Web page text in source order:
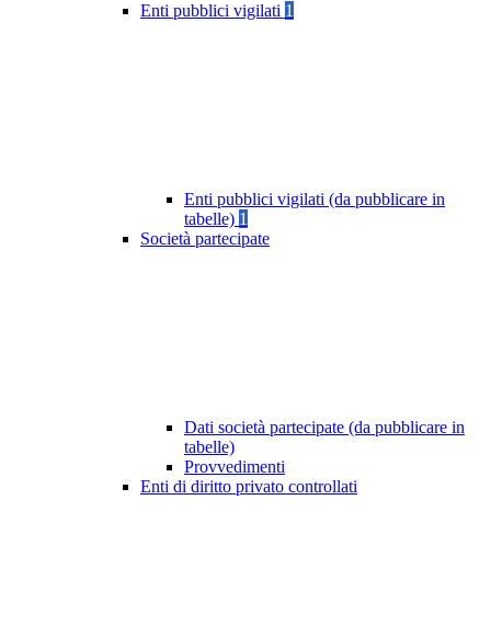
Enti pubblici vigilati 1
Enti pubblici vigilati (da pubblicare in
tabelle) 1
Società partecipate
Dati società partecipate (da pubblicare in
tabelle)
Provvedimenti
Enti di diritto privato controllati